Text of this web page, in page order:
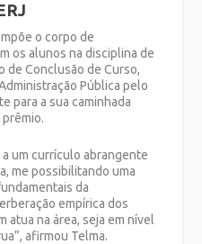
o corpo de
os alunos na disciplina de
de Conclusão de Curso,
Pública pelo
para a sua caminhada
um currículo abrangente
me possibilitando uma
da
empírica dos
atua na área, seja em nível
afirmou Telma.